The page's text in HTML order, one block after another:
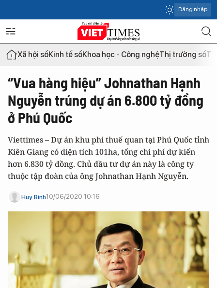
Đăng nhập
Xã hội sốKinh tế sốKhoa học - Công nghệThị trường số
“Vua hàng hiệu” Johnathan Hạnh
Nguyễn trúng dự án 6.800 tỷ đồng
ở Phú Quốc
Viettimes – Dự án khu phi thuế quan tại Phú Quốc tỉnh
Kiên Giang có diện tích 101ha, tổng chi phí dự kiến
hơn 6.830 tỷ đồng. Chủ đầu tư dự án này là công ty
thuộc tập đoàn của ông Johnathan Hạnh Nguyễn.
Huy Bình10/06/2020 10:16